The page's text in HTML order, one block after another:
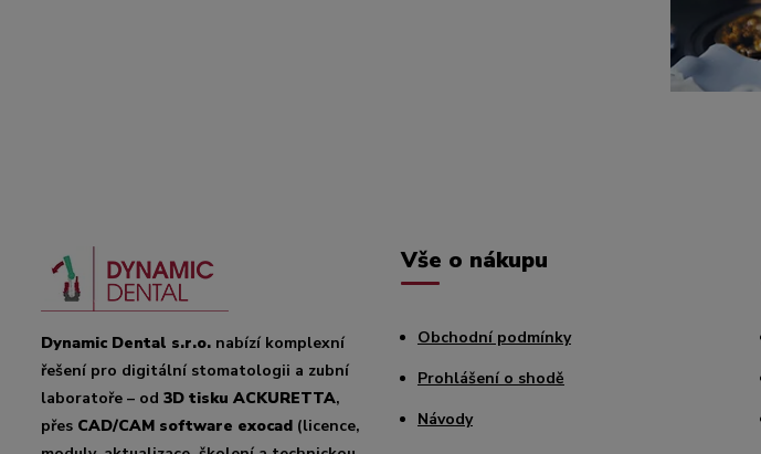
Dynamic Dental s.r.o. nabízí komplexní
řešení pro digitální stomatologii a zubní
laboratoře – od 3D tisku ACKURETTA,
přes CAD/CAM software exocad (licence,
Vše o nákupu
Obchodní podmínky
Prohlášení o shodě
Návody